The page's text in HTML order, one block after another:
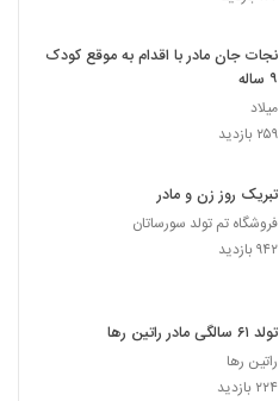
نجات جان مادر با اقدام به موقع کودک
۹ ساله
میلاد
۲۵۹ بازدید
تبریک روز زن و مادر
فروشگاه تم تولد سورساتان
۹۴۲ بازدید
تولد ۶۱ سالگی مادر راتین رها
راتین رها
۲۲۴ بازدید